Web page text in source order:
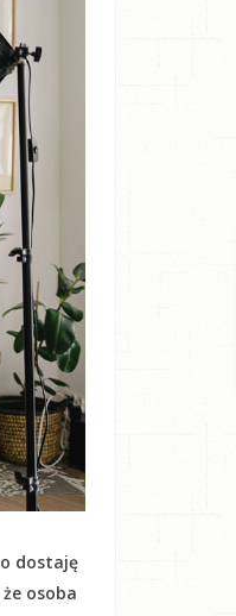
dostaję
osoba